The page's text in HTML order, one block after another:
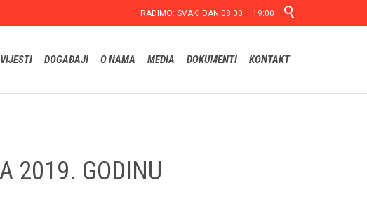
RADIMO: SVAKI DAN 08:00 – 19:00 
VIJESTI DOGAĐAJI O NAMA MEDIA DOKUMENTI KONTAKT
2019. GODINU